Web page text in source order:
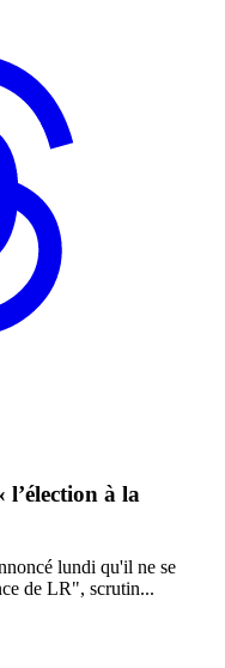
l’élection à la
lundi qu'il ne se
de LR", scrutin...